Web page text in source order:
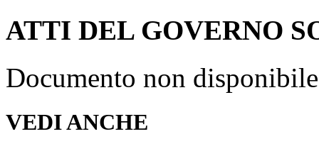
ATTI DEL GOVERNO
Documento non disponibile
VEDI ANCHE